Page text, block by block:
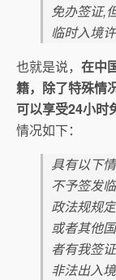
免办签证,
临时入境许
也就是说， 在中
籍，除了特殊情
可以享受24小时
情况如下：
具有以下
不予签发
政法规规
或者其他
者有我签
非法出入